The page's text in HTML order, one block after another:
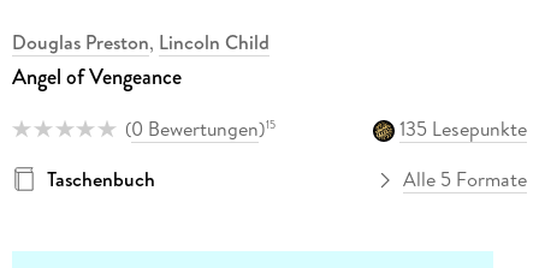
Douglas Preston, Lincoln Child
Angel of Vengeance
(0 Bewertungen)15
135 Lesepunkte
Taschenbuch
Alle 5 Formate